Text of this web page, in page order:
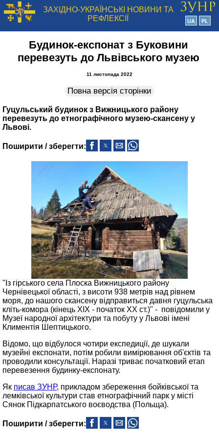
ЗАХІДНО-УКРАЇНСЬКІ НОВИНИ ТА
РЕФЛЕКСІЇ
UA PL
Будинок-експонат з Буковини
перевезуть до Львівського музею
11 листопада 2022
Повна версія сторінки
Гуцульський будинок з Вижницького району
перевезуть до етнографічного музею-скансену у
Львові.
Поширити / зберегти:
"Із гірського села Плоска Вижницького району
Чернівецької області, з висоти 938 метрів над рівнем
моря, до нашого скансену відправиться давня гуцульська
кліть-комора (кінець ХІХ - початок ХХ ст.)" - повідомили у
Музеї народної архітектури та побуту у Львові імені
Климентія Шептицького.
Відомо, що відбулося чотири експедиції, де шукали
музейні експонати, потім робили вимірювання об'єктів та
проводили консультації. Наразі триває початковий етап
перевезення будинку-експонату.
Як писав ЗУНР, прикладом збереження бойківської та
лемківської культури став етнографічний парк у місті
Сянок Підкарпатського воєводства (Польща).
Поширити / зберегти: